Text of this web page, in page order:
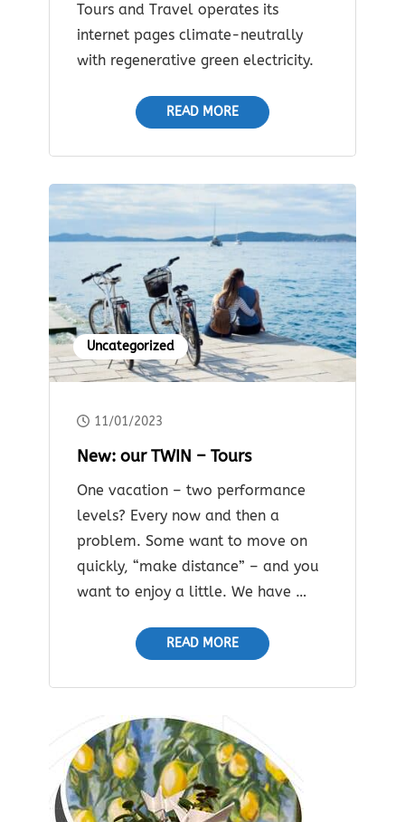
Tours and Travel operates its
internet pages climate-neutrally
with regenerative green electricity.
READ MORE
Uncategorized
11/01/2023
New: our TWIN – Tours
One vacation – two performance
levels? Every now and then a
problem. Some want to move on
quickly, “make distance” – and you
want to enjoy a little. We have …
READ MORE